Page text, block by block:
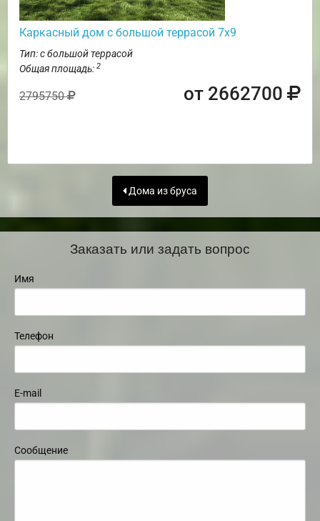
Каркасный дом с большой террасой 7х9
Тип: с большой террасой
Общая площадь: 2
2795750 от 2662700
Дома из бруса
Заказать или задать вопрос
Имя
Телефон
E-mail
Сообщение